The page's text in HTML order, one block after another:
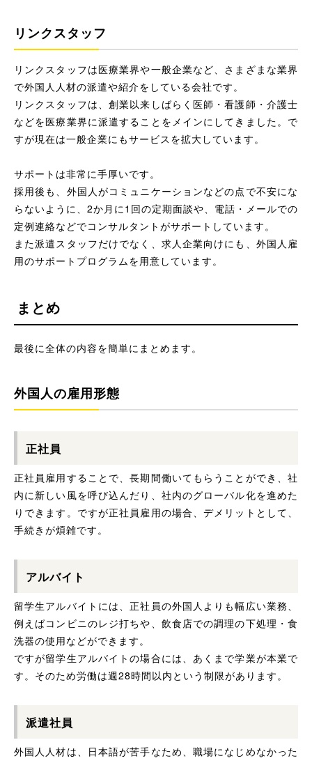
リンクスタッフ
リンクスタッフは医療業界や一般企業など、さまざまな業界
で外国人人材の派遣や紹介をしている会社です。
リンクスタッフは、創業以来しばらく医師・看護師・介護士
などを医療業界に派遣することをメインにしてきました。で
すが現在は一般企業にもサービスを拡大しています。
サポートは非常に手厚いです。
採用後も、外国人がコミュニケーションなどの点で不安にな
らないように、2か月に1回の定期面談や、電話・メールでの
定例連絡などでコンサルタントがサポートしています。
また派遣スタッフだけでなく、求人企業向けにも、外国人雇
用のサポートプログラムを用意しています。
まとめ
最後に全体の内容を簡単にまとめます。
外国人の雇用形態
正社員
正社員雇用することで、長期間働いてもらうことができ、社
内に新しい風を呼び込んだり、社内のグローバル化を進めた
りできます。ですが正社員雇用の場合、デメリットとして、
手続きが煩雑です。
アルバイト
留学生アルバイトには、正社員の外国人よりも幅広い業務、
例えばコンビニのレジ打ちや、飲食店での調理の下処理・食
洗器の使用などができます。
ですが留学生アルバイトの場合には、あくまで学業が本業で
す。そのため労働は週28時間以内という制限があります。
派遣社員
外国人人材は、日本語が苦手なため、職場になじめなかった